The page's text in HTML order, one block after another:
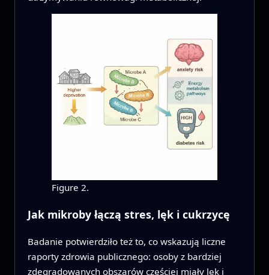
Figure 2.
Jak mikroby łączą stres, lęk i cukrzycę
Badanie potwierdziło też to, co wskazują liczne
raporty zdrowia publicznego: osoby z bardziej
zdegradowanych obszarów częściej miały lęk i